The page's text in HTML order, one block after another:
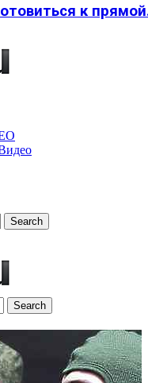
к
Search
Search